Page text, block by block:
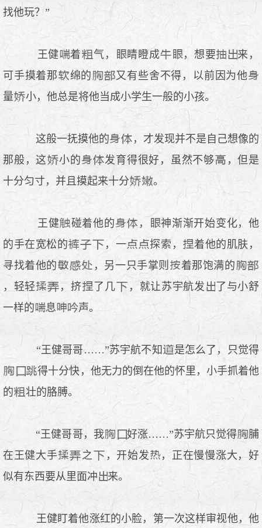
找他玩？”
王健 着 气， 睛瞪成 ，想要
来，
可手摸着那
绵的
又有些舍不得，以前因为他
量
小，他总是将他当成小学生一般的小孩。
这般一抚摸他的
，才发现并不是自己想像的
那般，这
小的 发育得很好，虽然不够
，但是
十分匀寸，并且摸起来十分
。
王健 碰着他的 ，
神渐渐开始变化，他
的手在宽松的
，一 探索，
着他的肌肤，
寻找着他的
，另一只手掌则
着那饱满的
，轻轻
，挤 了几 ，就让苏宇航发
了与小舒
一样的
息 声。
“王健哥哥……”苏宇航不知
是怎么了，只觉得
得十分快，他无力的倒在他的怀里，小手抓着他
的
壮的胳膊。
“王健哥哥，我 好涨……”苏宇航只觉得
脯
在王健大手
之 ，开始发
，正在慢慢涨大，好
似有东西要从里面冲
来。
王健盯着他涨红的小脸，第一次这样审视他，他